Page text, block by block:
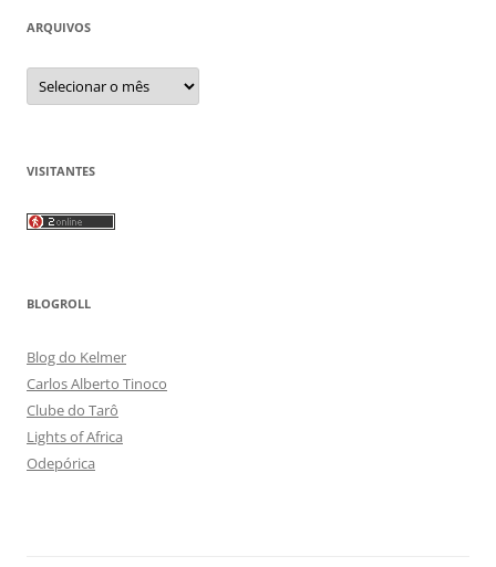
ARQUIVOS
Arquivos
VISITANTES
BLOGROLL
Blog do Kelmer
Carlos Alberto Tinoco
Clube do Tarô
Lights of Africa
Odepórica